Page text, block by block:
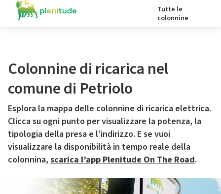
Tutte le
colonnine
Colonnine di ricarica nel
comune di Petriolo
Esplora la mappa delle colonnine di ricarica elettrica.
Clicca su ogni punto per visualizzare la potenza, la
tipologia della presa e l’indirizzo. E se vuoi
visualizzare la disponibilità in tempo reale della
colonnina, scarica l’app Plenitude On The Road.